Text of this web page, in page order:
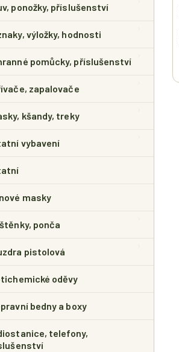
ponožky, příslušenství
výložky, hodnosti
pomůcky, příslušenství
zapalovače
kšandy, treky
vybavení
masky
ponča
pistolová
oděvy
bedny a boxy
telefony,